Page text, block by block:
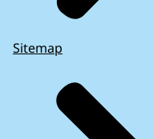
Sitemap